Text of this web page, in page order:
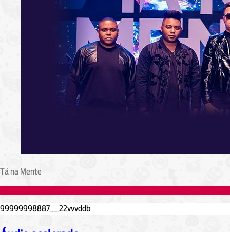
Tá na Mente